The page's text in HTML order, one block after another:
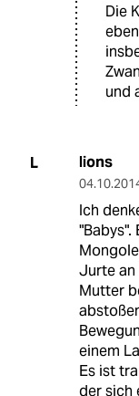
Die
und
L lions
Ich
"Babys".
Jurte an
Mutter
einem
Es ist
der sich